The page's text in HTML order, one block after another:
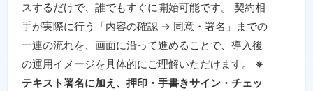
スするだけで、誰でもすぐに開始可能です。 契約相
手が実際に行う「内容の確認 → 同意・署名」までの
一連の流れを、画面に沿って進めることで、導入後
の運用イメージを具体的にご理解いただけます。 ※
テキスト署名に加え、押印・手書きサイン・チェッ